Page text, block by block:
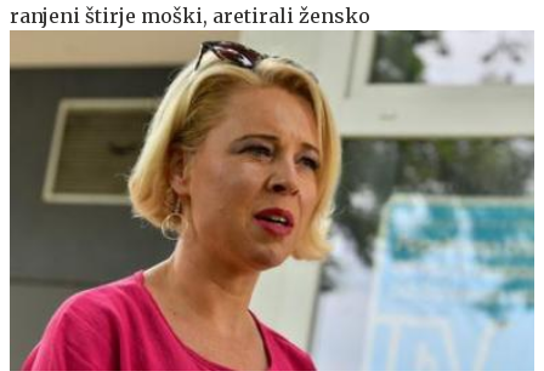
ranjeni štirje moški, aretirali žensko